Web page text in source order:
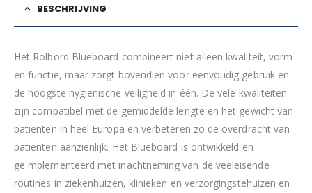
BESCHRIJVING
Het Rolbord Blueboard combineert niet alleen kwaliteit, vorm
en functie, maar zorgt bovendien voor eenvoudig gebruik en
de hoogste hygiënische veiligheid in één. De vele kwaliteiten
zijn compatibel met de gemiddelde lengte en het gewicht van
patiënten in heel Europa en verbeteren zo de overdracht van
patiënten aanzienlijk. Het Blueboard is ontwikkeld en
geïmplementeerd met inachtneming van de veeleisende
routines in ziekenhuizen, klinieken en verzorgingstehuizen en